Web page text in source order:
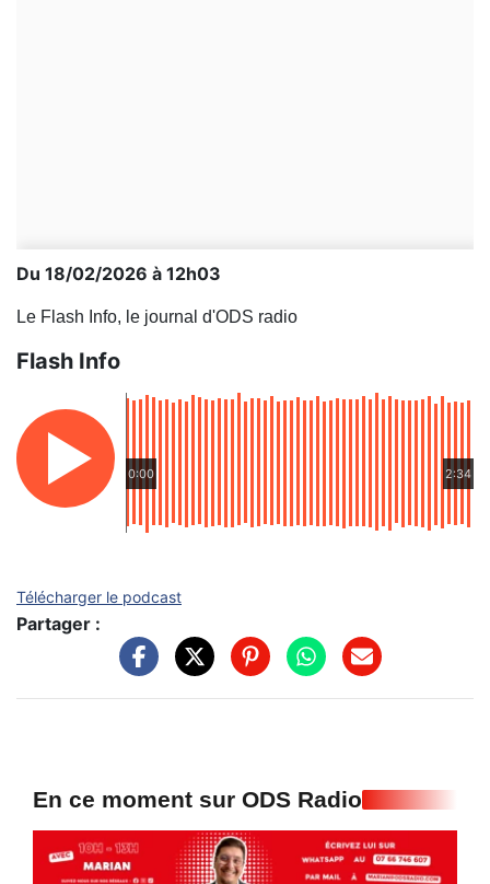
Du 18/02/2026 à 12h03
Le Flash Info, le journal d'ODS radio
Flash Info
0:00 2:34
Télécharger le podcast
Partager :
En ce moment sur ODS Radio